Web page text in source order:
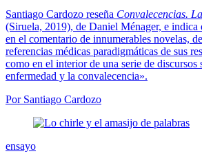
Santiago Cardozo reseña Convalecencias.
(Siruela, 2019), de Daniel Ménager, e indica
en el comentario de innumerables novelas,
referencias médicas paradigmáticas de sus
como en el interior de una serie de discursos
enfermedad y la convalecencia».
Por Santiago Cardozo
ensayo